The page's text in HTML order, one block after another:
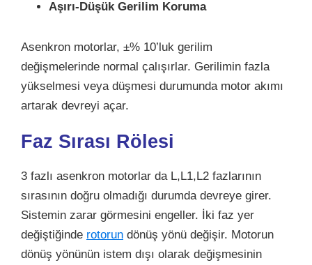
Aşırı-Düşük Gerilim Koruma
Asenkron motorlar, ±% 10’luk gerilim
değişmelerinde normal çalışırlar. Gerilimin fazla
yükselmesi veya düşmesi durumunda motor akımı
artarak devreyi açar.
Faz Sırası Rölesi
3 fazlı asenkron motorlar da L,L1,L2 fazlarının
sırasının doğru olmadığı durumda devreye girer.
Sistemin zarar görmesini engeller. İki faz yer
değiştiğinde rotorun dönüş yönü değişir. Motorun
dönüş yönünün istem dışı olarak değişmesinin